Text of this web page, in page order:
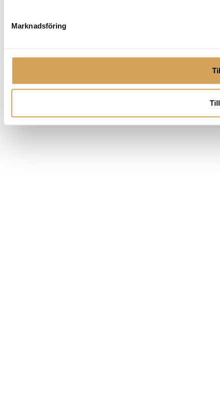
Marknadsföring